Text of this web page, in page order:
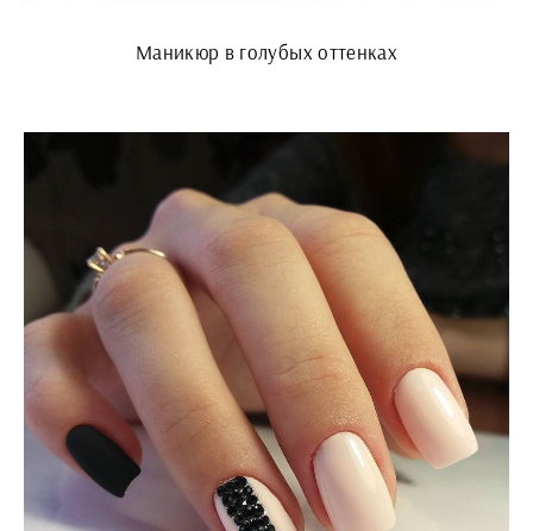
Маникюр в голубых оттенках